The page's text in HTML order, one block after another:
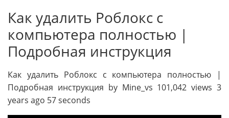
Как удалить Роблокс с
компьютера полностью |
Подробная инструкция
Как удалить Роблокс с компьютера полностью |
Подробная инструкция by Mine_vs 101,042 views 3
years ago 57 seconds